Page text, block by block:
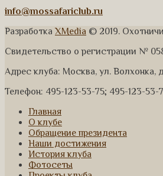
info@mossafariclub.ru
Разработка XMedia © 2019.
Свидетельство о регистрации №
Адрес клуба: Москва, ул.
Телефон: 495-123-53-75; 495-123-53-
Главная
О клубе
Обращение президента
Наши достижения
История клуба
Фотосеты